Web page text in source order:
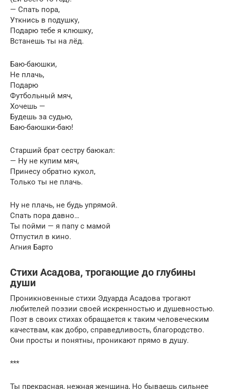
— Спать пора,
Уткнись в подушку,
Подарю тебе я клюшку,
Встанешь ты на лёд.
Баю-баюшки,
Не плачь,
Подарю
Футбольный мяч,
Хочешь —
Будешь за судью,
Баю-баюшки-баю!
Старший брат сестру баюкал:
— Ну не купим мяч,
Принесу обратно кукол,
Только ты не плачь.
Ну не плачь, не будь упрямой.
Спать пора давно…
Ты пойми — я папу с мамой
Отпустил в кино.
Агния Барто
Стихи Асадова, трогающие до глубины
души
Проникновенные стихи Эдуарда Асадова трогают
любителей поэзии своей искренностью и душевностью.
Поэт в своих стихах обращается к таким человеческим
качествам, как добро, справедливость, благородство.
Они просты и понятны, проникают прямо в душу.
***
Ты прекрасная, нежная женщина, Но бываешь сильнее